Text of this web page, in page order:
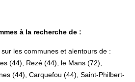
à la recherche de :
les communes et alentours de :
(44), Rezé (44), le Mans (72),
(44), Carquefou (44), Saint-Philbert-